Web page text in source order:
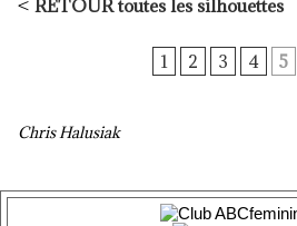
< RETOUR toutes les silhouettes
1 2 3 4 5
Chris Halusiak